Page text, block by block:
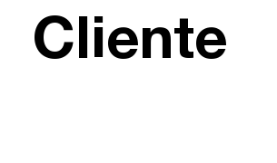
Cliente
+54